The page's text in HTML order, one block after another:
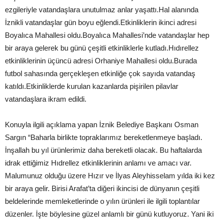
ezgileriyle vatandaşlara unutulmaz anlar yaşattı.Hal alanında
İznikli vatandaşlar gün boyu eğlendi.Etkinliklerin ikinci adresi
Boyalıca Mahallesi oldu.Boyalıca Mahallesi’nde vatandaşlar hep
bir araya gelerek bu günü çeşitli etkinliklerle kutladı.Hıdırellez
etkinliklerinin üçüncü adresi Orhaniye Mahallesi oldu.Burada
futbol sahasında gerçekleşen etkinliğe çok sayıda vatandaş
katıldı.Etkinliklerde kurulan kazanlarda pişirilen pilavlar
vatandaşlara ikram edildi.
Konuyla ilgili açıklama yapan İznik Belediye Başkanı Osman
Sargın “Baharla birlikte topraklarımız bereketlenmeye başladı.
İnşallah bu yıl ürünlerimiz daha bereketli olacak. Bu haftalarda
idrak ettiğimiz Hıdrellez etkinliklerinin anlamı ve amacı var.
Malumunuz olduğu üzere Hızır ve İlyas Aleyhisselam yılda iki kez
bir araya gelir. Birisi Arafat’ta diğeri ikincisi de dünyanın çeşitli
beldelerinde memleketlerinde o yılın ürünleri ile ilgili toplantılar
düzenler. İşte böylesine güzel anlamlı bir günü kutluyoruz. Yani iki